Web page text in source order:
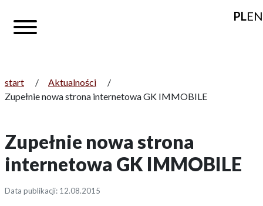
PLEN
start / Aktualności
/
Zupełnie nowa strona internetowa GK IMMOBILE
Zupełnie nowa strona
internetowa GK IMMOBILE
Data publikacji: 12.08.2015